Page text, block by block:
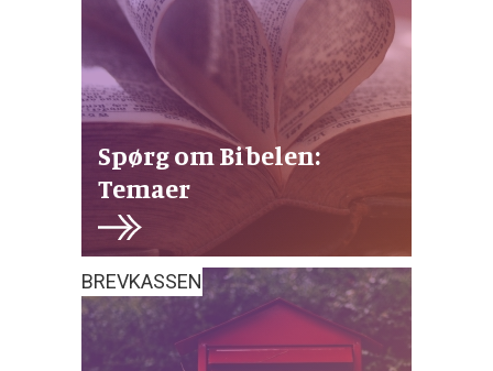
Spørg om Bibelen:
Temaer
BREVKASSEN